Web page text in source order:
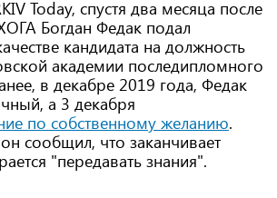
Today, спустя два месяца после
Богдан Федак подал
кандидата на должность
академии последипломного
в декабре 2019 года, Федак
а 3 декабря
по собственному желанию.
сообщил, что заканчивает
"передавать знания".